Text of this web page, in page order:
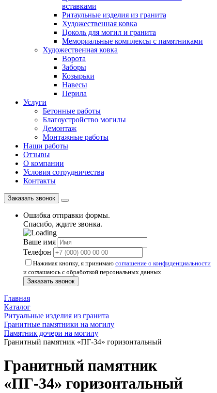
вставками
Ритаульные изделия из гранита
Художественная ковка
Цоколь для могил и гранита
Мемориальные комплексы с памятниками
Художественная ковка
Ворота
Заборы
Козырьки
Навесы
Перила
Услуги
Бетонные работы
Благоустройство могилы
Демонтаж
Монтажные работы
Наши работы
Отзывы
О компании
Условия сотрудничества
Контакты
Заказать звонок
Ошибка отправки формы.
Спасибо, ждите звонка.
Ваше имя
Телефон
Нажимая кнопку, я принимаю соглашение о конфиденциальности
и соглашаюсь с обработкой персональных данных
Заказать звонок
Главная
Каталог
Ритуальные изделия из гранита
Гранитные памятники на могилу
Памятник дочери на могилу
Гранитный памятник «ПГ-34» горизонтальный
Гранитный памятник
«ПГ-34» горизонтальный